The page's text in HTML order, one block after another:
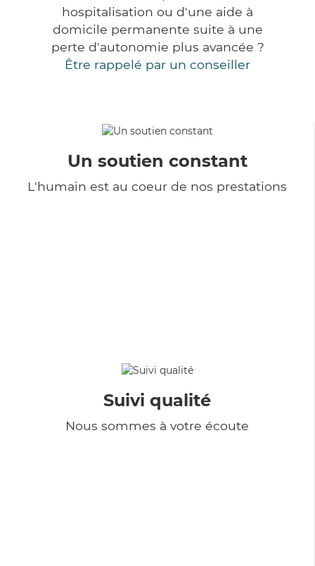
hospitalisation ou d'une aide à
domicile permanente suite à une
perte d'autonomie plus avancée ?
Être rappelé par un conseiller
Un soutien constant
L'humain est au coeur de nos prestations
Suivi qualité
Nous sommes à votre écoute